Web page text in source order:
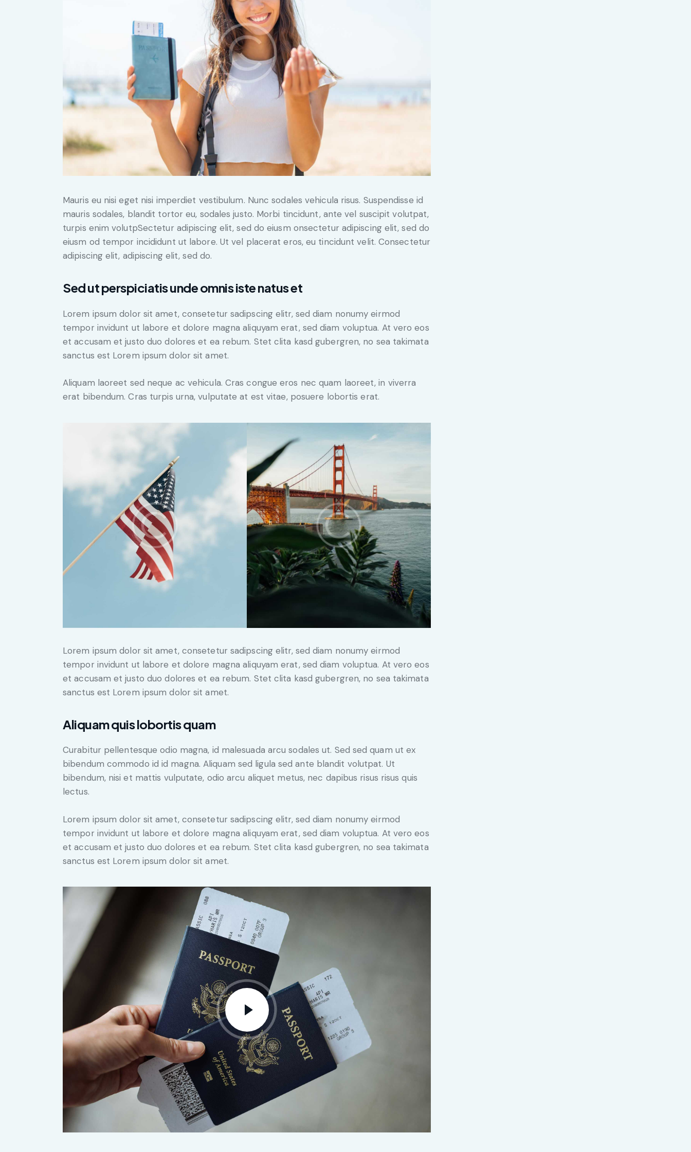
Mauris eu nisi eget nisi imperdiet vestibulum. Nunc sodales vehicula risus. Suspendisse id
mauris sodales, blandit tortor eu, sodales justo. Morbi tincidunt, ante vel suscipit volutpat,
turpis enim volutpSectetur adipiscing elit, sed do eiusm onsectetur adipiscing elit, sed do
eiusm od tempor incididunt ut labore. Ut vel placerat eros, eu tincidunt velit. Consectetur
adipiscing elit, adipiscing elit, sed do.
Sed ut perspiciatis unde omnis iste natus et
Lorem ipsum dolor sit amet, consetetur sadipscing elitr, sed diam nonumy eirmod
tempor invidunt ut labore et dolore magna aliquyam erat, sed diam voluptua. At vero eos
et accusam et justo duo dolores et ea rebum. Stet clita kasd gubergren, no sea takimata
sanctus est Lorem ipsum dolor sit amet.
Aliquam laoreet sed neque ac vehicula. Cras congue eros nec quam laoreet, in viverra
erat bibendum. Cras turpis urna, vulputate at est vitae, posuere lobortis erat.
Lorem ipsum dolor sit amet, consetetur sadipscing elitr, sed diam nonumy eirmod
tempor invidunt ut labore et dolore magna aliquyam erat, sed diam voluptua. At vero eos
et accusam et justo duo dolores et ea rebum. Stet clita kasd gubergren, no sea takimata
sanctus est Lorem ipsum dolor sit amet.
Aliquam quis lobortis quam
Curabitur pellentesque odio magna, id malesuada arcu sodales ut. Sed sed quam ut ex
bibendum commodo id id magna. Aliquam sed ligula sed ante blandit volutpat. Ut
bibendum, nisi et mattis vulputate, odio arcu aliquet metus, nec dapibus risus risus quis
lectus.
Lorem ipsum dolor sit amet, consetetur sadipscing elitr, sed diam nonumy eirmod
tempor invidunt ut labore et dolore magna aliquyam erat, sed diam voluptua. At vero eos
et accusam et justo duo dolores et ea rebum. Stet clita kasd gubergren, no sea takimata
sanctus est Lorem ipsum dolor sit amet.